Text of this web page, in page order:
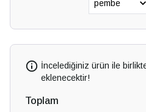
İncelediğiniz ürün ile
eklenecektir!
Toplam